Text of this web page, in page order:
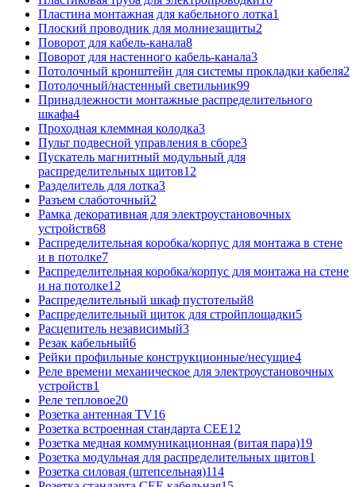
Пластина монтажная для кабельного лотка1
Плоский проводник для молниезащиты2
Поворот для кабель-канала8
Поворот для настенного кабель-канала3
Потолочный кронштейн для системы прокладки кабеля2
Потолочный/настенный светильник99
Принадлежности монтажные распределительного
шкафа4
Проходная клеммная колодка3
Пульт подвесной управления в сборе3
Пускатель магнитный модульный для
распределительных щитов12
Разделитель для лотка3
Разъем слаботочный2
Рамка декоративная для электроустановочных
устройств68
Распределительная коробка/корпус для монтажа в стене
и в потолке7
Распределительная коробка/корпус для монтажа на стене
и на потолке12
Распределительный шкаф пустотелый8
Распределительный щиток для стройплощадки5
Расцепитель независимый3
Резак кабельный6
Рейки профильные конструкционные/несущие4
Реле времени механическое для электроустановочных
устройств1
Реле тепловое20
Розетка антенная TV16
Розетка встроенная стандарта CEE12
Розетка медная коммуникационная (витая пара)19
Розетка модульная для распределительных щитов1
Розетка силовая (штепсельная)114